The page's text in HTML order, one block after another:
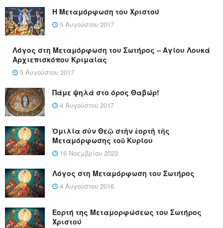
Η Μεταμόρφωση του Χριστού
5 Αυγούστου 2017
Λόγος στη Μεταμόρφωση του Σωτήρος – Αγίου Λουκά
Αρχιεπισκόπου Κριμαίας
5 Αυγούστου 2017
Πάμε ψηλά στο όρος Θαβώρ!
4 Αυγούστου 2017
Ὁμιλία σὺν Θεῷ στὴν ἑορτὴ τῆς
Μεταμόρφωσης τοῦ Κυρίου
16 Νοεμβρίου 2023
Λόγος στη Μεταμόρφωση του Σωτήρος
4 Αυγούστου 2016
Εορτή της Μεταμορφώσεως του Σωτήρος
Χριστού